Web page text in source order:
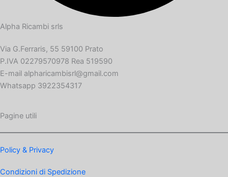
Alpha Ricambi srls
Via G.Ferraris, 55 59100 Prato
P.IVA 02279570978 Rea 519590
E-mail alpharicambisrl@gmail.com
Whatsapp 3922354317
Pagine utili
Policy & Privacy
Condizioni di Spedizione